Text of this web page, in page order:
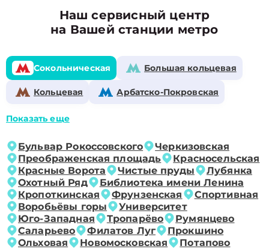
Наш сервисный центр
на Вашей станции метро
Сокольническая Большая кольцевая
Кольцевая Арбатско-Покровская
Показать еще
Бульвар Рокоссовского
Черкизовская
Преображенская площадь
Красносельская
Красные Ворота
Чистые пруды
Лубянка
Охотный Ряд
Библиотека имени Ленина
Кропоткинская
Фрунзенская
Спортивная
Воробьёвы горы
Университет
Юго-Западная
Тропарёво
Румянцево
Саларьево
Филатов Луг
Прокшино
Ольховая
Новомосковская Потапово